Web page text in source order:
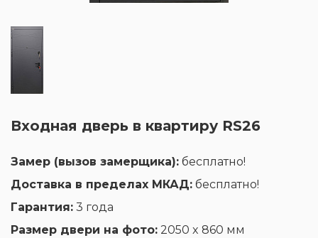
Входная дверь в квартиру RS26
Замер (вызов замерщика): бесплатно!
Доставка в пределах МКАД: бесплатно!
Гарантия: 3 года
Размер двери на фото: 2050 x 860 мм